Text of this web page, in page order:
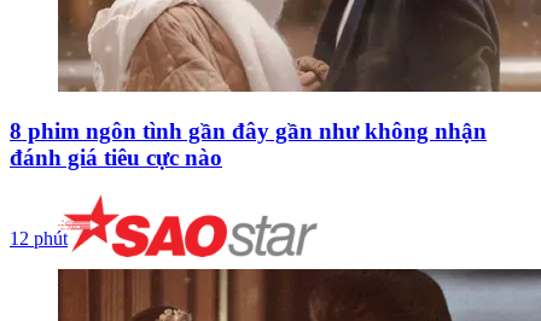
8 phim ngôn tình gần đây gần như không nhận
đánh giá tiêu cực nào
12 phút